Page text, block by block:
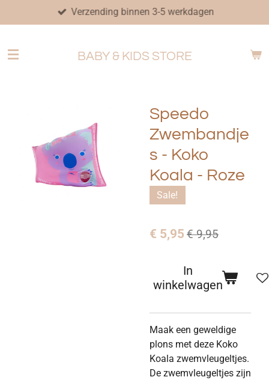
direct
de
Verzending binnen 3-5 werkdagen
BABY & KIDS STORE
Speedo
Zwembandje
s - Koko
Koala - Roze
Sale!
€ 5,95 € 9,95
In
winkelwagen
Maak een geweldige
plons met deze Koko
Koala zwemvleugeltjes.
De zwemvleugeltjes zijn